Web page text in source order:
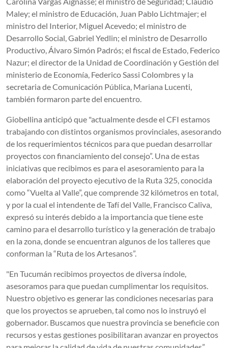
Maley; el ministro de Educación, Juan Pablo Lichtmajer; el
ministro del Interior, Miguel Acevedo; el ministro de
Desarrollo Social, Gabriel Yedlin; el ministro de Desarrollo
Productivo, Álvaro Simón Padrós; el fiscal de Estado, Federico
Nazur; el director de la Unidad de Coordinación y Gestión del
ministerio de Economía, Federico Sassi Colombres y la
secretaria de Comunicación Pública, Mariana Lucenti,
también formaron parte del encuentro.
Giobellina anticipó que "actualmente desde el CFI estamos
trabajando con distintos organismos provinciales, asesorando
de los requerimientos técnicos para que puedan desarrollar
proyectos con financiamiento del consejo”. Una de estas
iniciativas que recibimos es para el asesoramiento para la
elaboración del proyecto ejecutivo de la Ruta 325, conocida
como “Vuelta al Valle”, que comprende 32 kilómetros en total,
y por la cual el intendente de Tafí del Valle, Francisco Caliva,
expresó su interés debido a la importancia que tiene este
camino para el desarrollo turístico y la generación de trabajo
en la zona, donde se encuentran algunos de los talleres que
conforman la “Ruta de los Artesanos”.
"En Tucumán recibimos proyectos de diversa índole,
asesoramos para que puedan cumplimentar los requisitos.
Nuestro objetivo es generar las condiciones necesarias para
que los proyectos se aprueben, tal como nos lo instruyó el
gobernador. Buscamos que nuestra provincia se beneficie con
recursos y estas gestiones posibilitaran avanzar en proyectos